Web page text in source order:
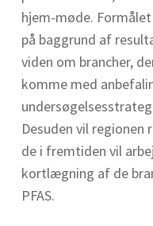
hjem-møde.
på baggrund af
viden om brancher,
komme med
Desuden vil regionen
de i fremtiden vil
kortlægning af de
PFAS.